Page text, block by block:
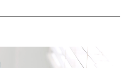
기